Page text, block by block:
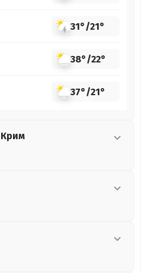
31°/21°
38°/22°
37°/21°
Крим